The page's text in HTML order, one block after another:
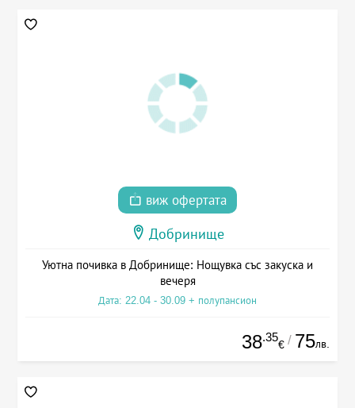
виж офертата
Добринище
Уютна почивка в Добринище: Нощувка със закуска и
вечеря
Дата: 22.04 - 30.09 + полупансион
38.35
€ / 75лв.